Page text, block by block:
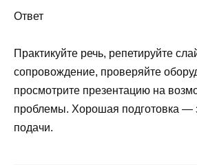
Ответ
Практикуйте речь, репетируйте
сопровождение, проверяйте
просмотрите презентацию на
проблемы. Хорошая подготовка —
подачи.